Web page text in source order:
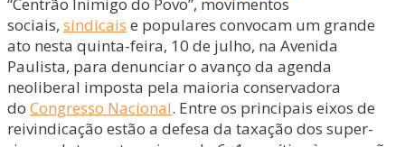
“Centrão Inimigo do Povo”, movimentos
sociais, sindicais e populares convocam um grande
ato nesta quinta-feira, 10 de julho, na Avenida
Paulista, para denunciar o avanço da agenda
neoliberal imposta pela maioria conservadora
do Congresso Nacional. Entre os principais eixos de
reivindicação estão a defesa da taxação dos super-